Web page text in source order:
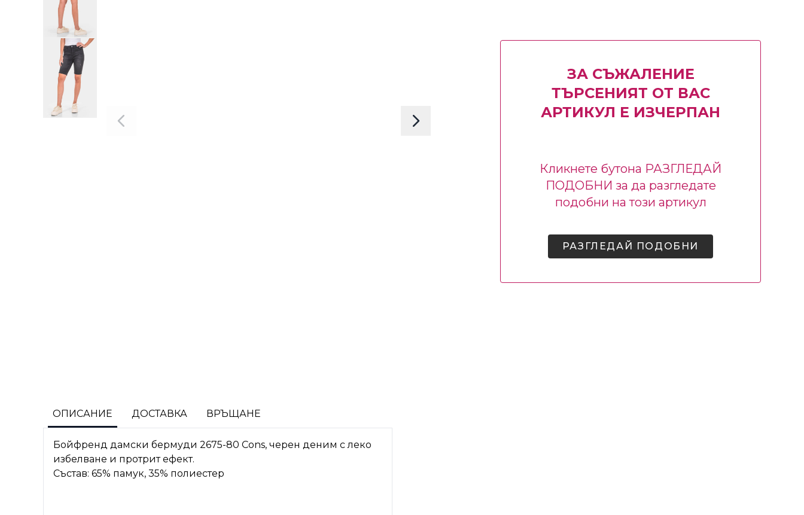
ЗА СЪЖАЛЕНИЕ
ТЪРСЕНИЯТ ОТ ВАС
АРТИКУЛ Е ИЗЧЕРПАН
Кликнете бутона РАЗГЛЕДАЙ
ПОДОБНИ за да разгледате
подобни на този артикул
РАЗГЛЕДАЙ ПОДОБНИ
ОПИСАНИЕ
Бойфренд дамски бермуди 2675-80 Cons, черен деним с леко
избелване и протрит ефект.
Състав: 65% памук, 35% полиестер
ДОСТАВКА ВРЪЩАНЕ